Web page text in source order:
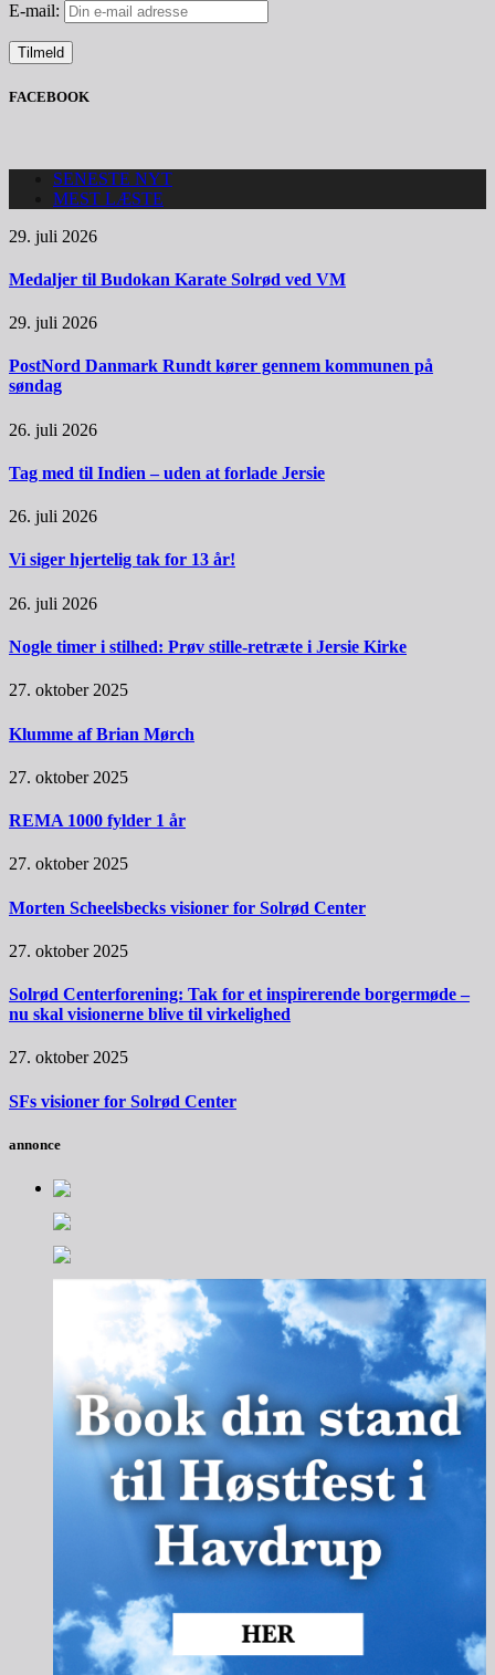
E-mail:
FACEBOOK
SENESTE NYT
MEST LÆSTE
29. juli 2026
Medaljer til Budokan Karate Solrød ved VM
29. juli 2026
PostNord Danmark Rundt kører gennem kommunen på
søndag
26. juli 2026
Tag med til Indien – uden at forlade Jersie
26. juli 2026
Vi siger hjertelig tak for 13 år!
26. juli 2026
Nogle timer i stilhed: Prøv stille-retræte i Jersie Kirke
27. oktober 2025
Klumme af Brian Mørch
27. oktober 2025
REMA 1000 fylder 1 år
27. oktober 2025
Morten Scheelsbecks visioner for Solrød Center
27. oktober 2025
Solrød Centerforening: Tak for et inspirerende borgermøde –
nu skal visionerne blive til virkelighed
27. oktober 2025
SFs visioner for Solrød Center
annonce